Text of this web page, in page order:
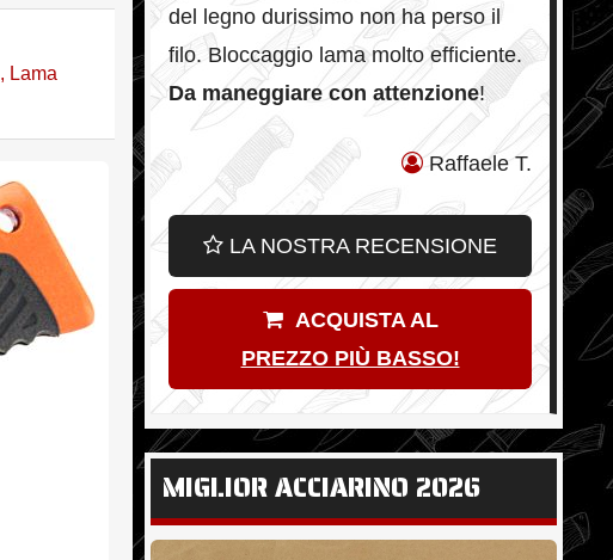
, Lama
del legno durissimo non ha perso il
filo. Bloccaggio lama molto efficiente.
Da maneggiare con attenzione!
Raffaele T.
LA NOSTRA RECENSIONE
ACQUISTA AL
PREZZO PIÙ BASSO!
MIGLIOR ACCIARINO 2026